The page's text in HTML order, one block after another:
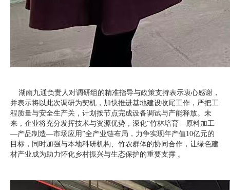
湖南九通负责人对调研组的精准指导与政策支持表示衷心感谢，
并表示将以此次调研为契机，加快推进基地建设收尾工作，严把工
程质量与安全生产关，计划按节点完成设备调试与产能释放。未
来，企业将充分发挥技术与资源优势，深化“竹林培育—原料加工
—产品制造—市场应用”全产业链布局，力争实现年产值10亿元的
目标，同时加强与本地科研机构、竹农群体的协同合作，让绿色建
材产业成为助力怀化乡村振兴与生态保护的重要支撑 。